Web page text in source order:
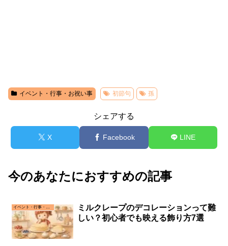
イベント・行事・お祝い事 初節句 孫
シェアする
X Facebook LINE
今のあなたにおすすめの記事
ミルクレープのデコレーションって難
しい？初心者でも映える飾り方7選